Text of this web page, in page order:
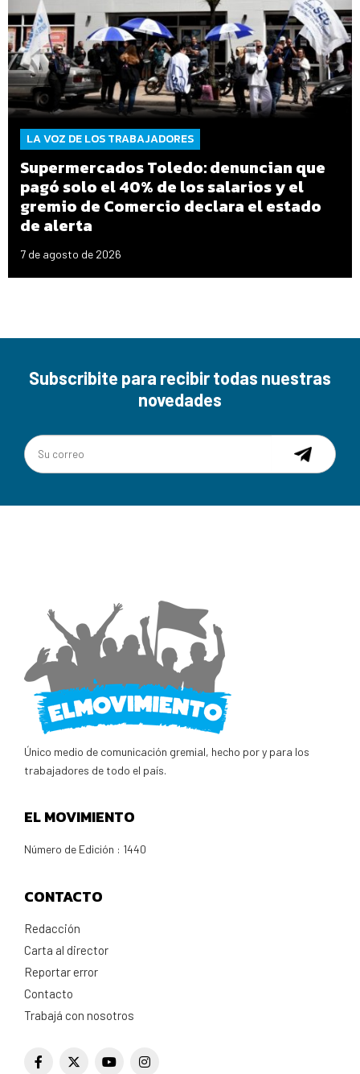
LA VOZ DE LOS TRABAJADORES
Supermercados Toledo: denuncian que
pagó solo el 40% de los salarios y el
gremio de Comercio declara el estado
de alerta
7 de agosto de 2026
Subscribite para recibir todas nuestras
novedades
Único medio de comunicación gremial, hecho por y para los
trabajadores de todo el país.
EL MOVIMIENTO
Número de Edición : 1440
CONTACTO
Redacción
Carta al director
Reportar error
Contacto
Trabajá con nosotros